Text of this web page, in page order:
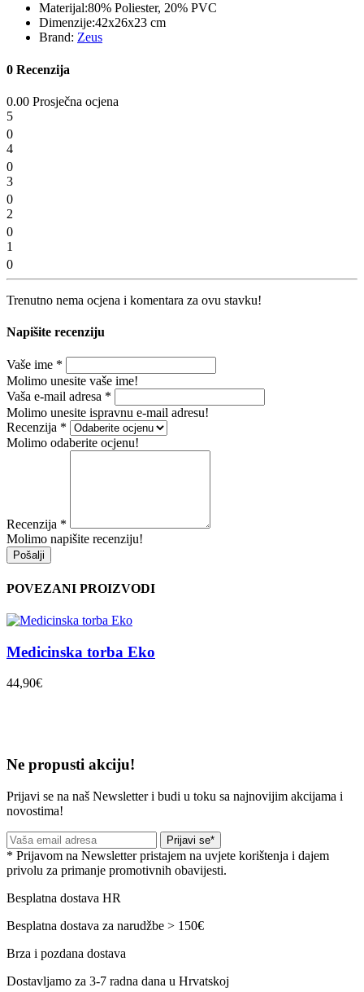
Materijal:80% Poliester, 20% PVC
Dimenzije:42x26x23 cm
Brand: Zeus
0 Recenzija
0.00 Prosječna ocjena
5
0
4
0
3
0
2
0
1
0
Trenutno nema ocjena i komentara za ovu stavku!
Napišite recenziju
Vaše ime *
Molimo unesite vaše ime!
Vaša e-mail adresa *
Molimo unesite ispravnu e-mail adresu!
Recenzija *
Molimo odaberite ocjenu!
Recenzija *
Molimo napišite recenziju!
Pošalji
POVEZANI PROIZVODI
Medicinska torba Eko
44,90€
Ne propusti akciju!
Prijavi se na naš Newsletter i budi u toku sa najnovijim akcijama i
novostima!
Prijavi se*
* Prijavom na Newsletter pristajem na uvjete korištenja i dajem
privolu za primanje promotivnih obavijesti.
Besplatna dostava HR
Besplatna dostava za narudžbe > 150€
Brza i pozdana dostava
Dostavljamo za 3-7 radna dana u Hrvatskoj